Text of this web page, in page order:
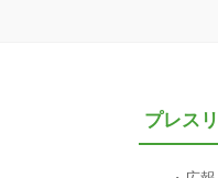
プレス